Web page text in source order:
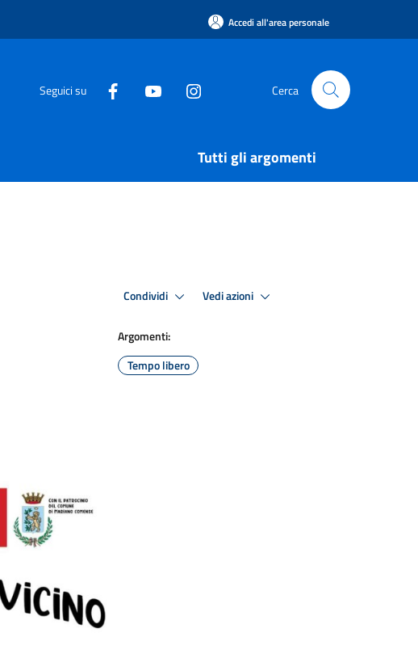
Accedi all'area personale
Seguici su Cerca
Tutti gli argomenti
Condividi Vedi azioni
Argomenti:
Tempo libero